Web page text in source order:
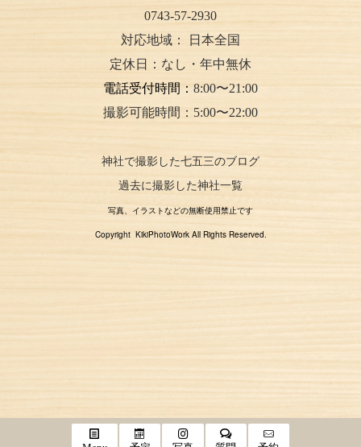
0743-57-2930
対応地域：
日本全国
定休日：なし・年中無休
電話受付時間： 8:00〜21:00
撮影可能時間：5:00〜22:00
神社で撮影した七五三のブログ
過去に撮影した神社一覧
写真、イラストなどの無断使用禁止です
Copyright KikiPhotoWork All Rights Reserved.